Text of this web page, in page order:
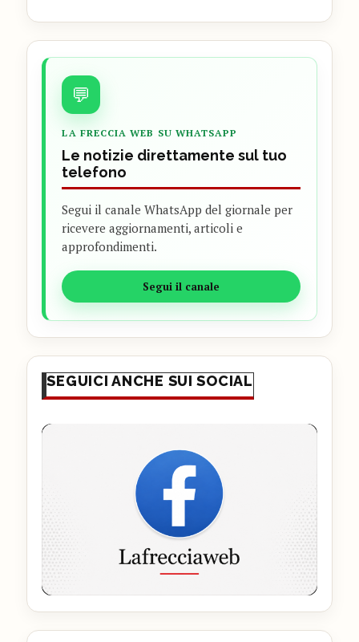
💬
LA FRECCIA WEB SU WHATSAPP
Le notizie direttamente sul tuo
telefono
Segui il canale WhatsApp del giornale per
ricevere aggiornamenti, articoli e
approfondimenti.
Segui il canale
SEGUICI ANCHE SUI SOCIAL